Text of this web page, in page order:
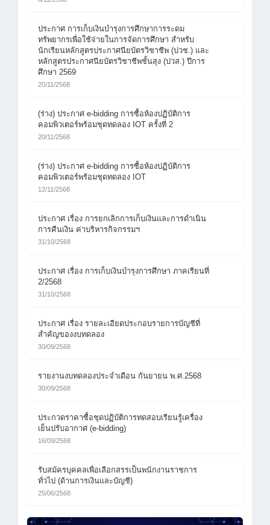
ประกาศ การเก็บเงินบำรุงการศึกษาการระดม
ทรัพยากรเพื่อใช้จ่ายในการจัดการศึกษา สำหรับ
นักเรียนหลักสูตรประกาศนียบัตรวิชาชีพ (ปวช.) และ
หลักสูตรประกาศนียบัตรวิชาชีพชั้นสุง (ปวส.) ปีการ
ศึกษา 2569
20/11/2568
(ร่าง) ประกาศ e-bidding การซื้อห้องปฏิบัติการ
คอมพิวเตอร์พร้อมชุดทดลอง IOT ครั้งที่ 2
20/11/2568
(ร่าง) ประกาศ e-bidding การซื้อห้องปฏิบัติการ
คอมพิวเตอร์พร้อมชุดทดลอง IOT
12/11/2568
ประกาศ เรื่อง การยกเลิกการเก็บเงินและการดำเนิน
การคืนเงิน ค่าบริหารกิจกรรมฯ
31/10/2568
ประกาศ เรื่อง การเก็บเงินบำรุงการศึกษา ภาคเรียนที่
2/2568
31/10/2568
ประกาศ เรื่อง รายละเอียดประกอบรายการบัญชีที่
สำคัญของงบทดลอง
30/09/2568
รายงานงบทดลองประจำเดือน กันยายน พ.ศ.2568
30/09/2568
ประกวดราคาซื้อชุดปฏิบัติการทดสอบเรียนรู้เครื่อง
เย็นปรับอากาศ (e-bidding)
16/09/2568
รับสมัครบุคคลเพื่อเลือกสรรเป็นพนักงานราชการ
ทั่วไป (ด้านการเงินและบัญชี)
25/06/2568